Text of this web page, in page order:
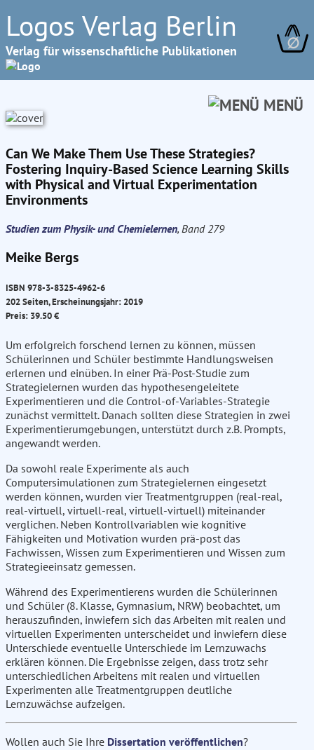
Logos Verlag Berlin
Verlag für wissenschaftliche Publikationen ∅
MENÜ
Can We Make Them Use These Strategies?
Fostering Inquiry-Based Science Learning Skills
with Physical and Virtual Experimentation
Environments
Studien zum Physik- und Chemielernen, Band 279
Meike Bergs
ISBN 978-3-8325-4962-6
202 Seiten, Erscheinungsjahr: 2019
Preis: 39.50 €
Um erfolgreich forschend lernen zu können, müssen
Schülerinnen und Schüler bestimmte Handlungsweisen
erlernen und einüben. In einer Prä-Post-Studie zum
Strategielernen wurden das hypothesengeleitete
Experimentieren und die Control-of-Variables-Strategie
zunächst vermittelt. Danach sollten diese Strategien in zwei
Experimentierumgebungen, unterstützt durch z.B. Prompts,
angewandt werden.
Da sowohl reale Experimente als auch
Computersimulationen zum Strategielernen eingesetzt
werden können, wurden vier Treatmentgruppen (real-real,
real-virtuell, virtuell-real, virtuell-virtuell) miteinander
verglichen. Neben Kontrollvariablen wie kognitive
Fähigkeiten und Motivation wurden prä-post das
Fachwissen, Wissen zum Experimentieren und Wissen zum
Strategieeinsatz gemessen.
Während des Experimentierens wurden die Schülerinnen
und Schüler (8. Klasse, Gymnasium, NRW) beobachtet, um
herauszufinden, inwiefern sich das Arbeiten mit realen und
virtuellen Experimenten unterscheidet und inwiefern diese
Unterschiede eventuelle Unterschiede im Lernzuwachs
erklären können. Die Ergebnisse zeigen, dass trotz sehr
unterschiedlichen Arbeitens mit realen und virtuellen
Experimenten alle Treatmentgruppen deutliche
Lernzuwächse aufzeigen.
Wollen auch Sie Ihre Dissertation veröffentlichen?